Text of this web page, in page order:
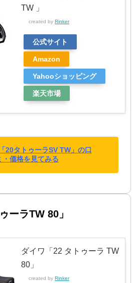
TW 」
created by Rinker
公式サイト
Amazon
Yahooショッピング
楽天市場
20タトゥーラSV TW」の口
・価格を見てみる
ーラTW 80」
ダイワ「22 タトゥーラ TW
80」
created by Rinker